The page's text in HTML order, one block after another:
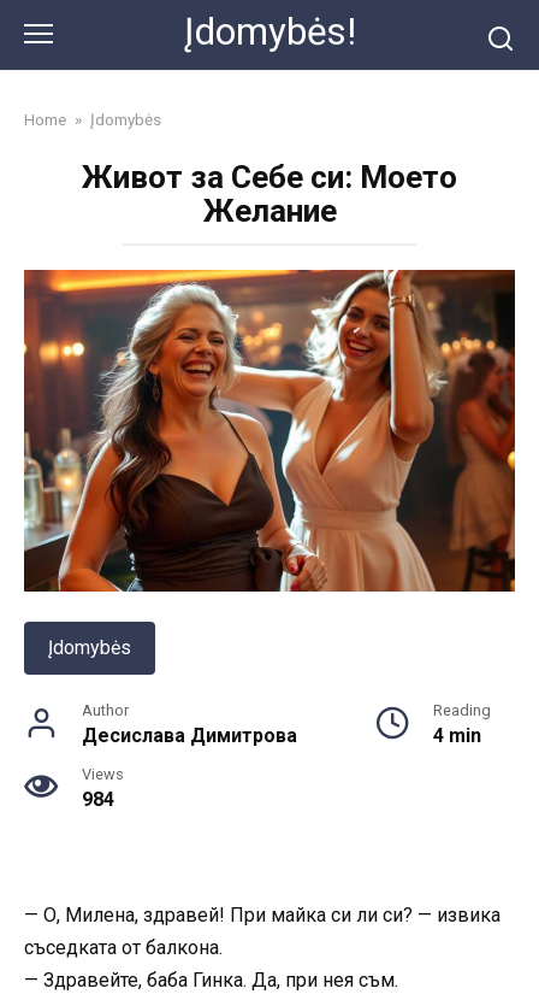
content
Įdomybės!
Home » Įdomybės
Живот за Себе си: Моето
Желание
Įdomybės
Author
Десислава Димитрова
Reading
4 min
Views
984
— О, Милена, здравей! При майка си ли си? — извика
съседката от балкона.
— Здравейте, баба Гинка. Да, при нея съм.